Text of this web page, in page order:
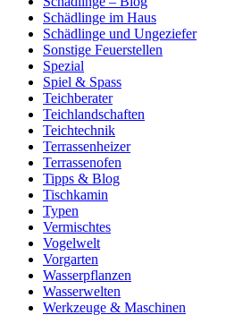
Schädlinge im Haus
Schädlinge und Ungeziefer
Sonstige Feuerstellen
Spezial
Spiel & Spass
Teichberater
Teichlandschaften
Teichtechnik
Terrassenheizer
Terrassenofen
Tipps & Blog
Tischkamin
Typen
Vermischtes
Vogelwelt
Vorgarten
Wasserpflanzen
Wasserwelten
Werkzeuge & Maschinen